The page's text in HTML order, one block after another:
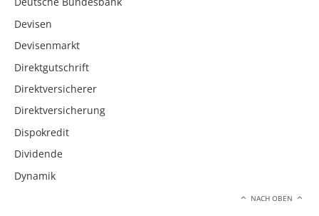
Devisen
Devisenmarkt
Direktgutschrift
Direktversicherer
Direktversicherung
Dispokredit
Dividende
Dynamik
NACH OBEN